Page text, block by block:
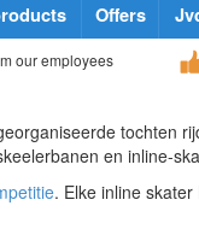
Offers
our employees
tochten
en inline-
. Elke inline